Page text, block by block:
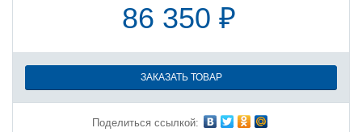
86 350 ₽
ЗАКАЗАТЬ ТОВАР
Поделиться ссылкой: